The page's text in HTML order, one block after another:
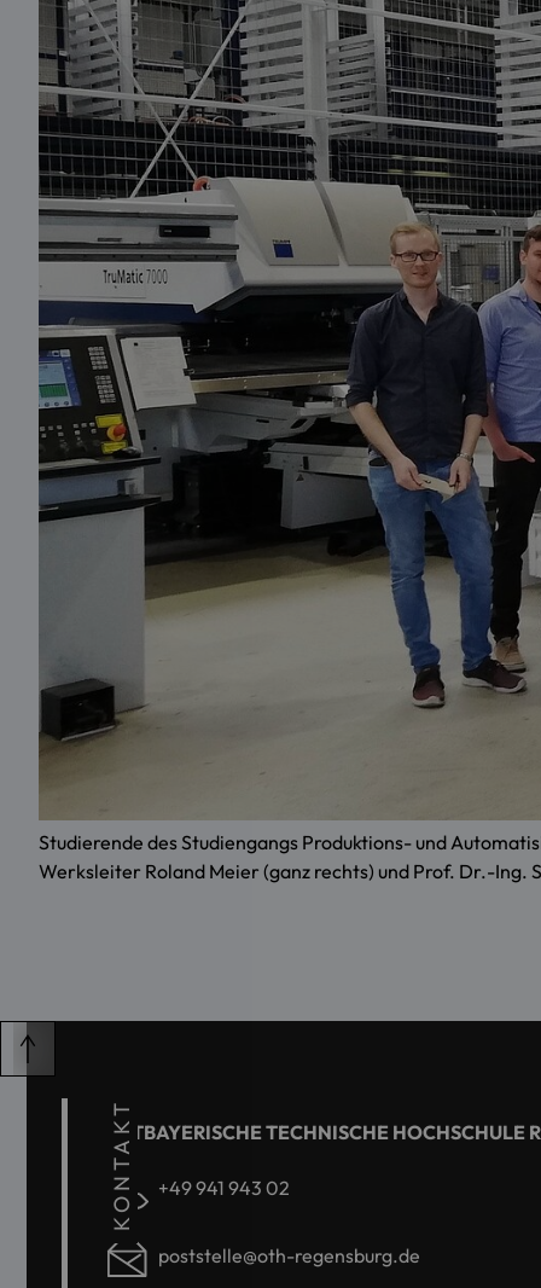
Studierende des Studiengangs Produktions- und
Werksleiter Roland Meier (ganz rechts) und Prof. Dr.-Ing.
KONTAKT
OSTBAYERISCHE TECHNISCHE HOCHSCHULE
+49 941 943 02
poststelle@oth-regensburg.de